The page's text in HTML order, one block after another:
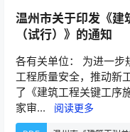
温州市关于印发《建
（试行）》的通知
各有关单位： 为进一步
工程质量安全，推动新
了《建筑工程关键工序
家审...
阅读更多